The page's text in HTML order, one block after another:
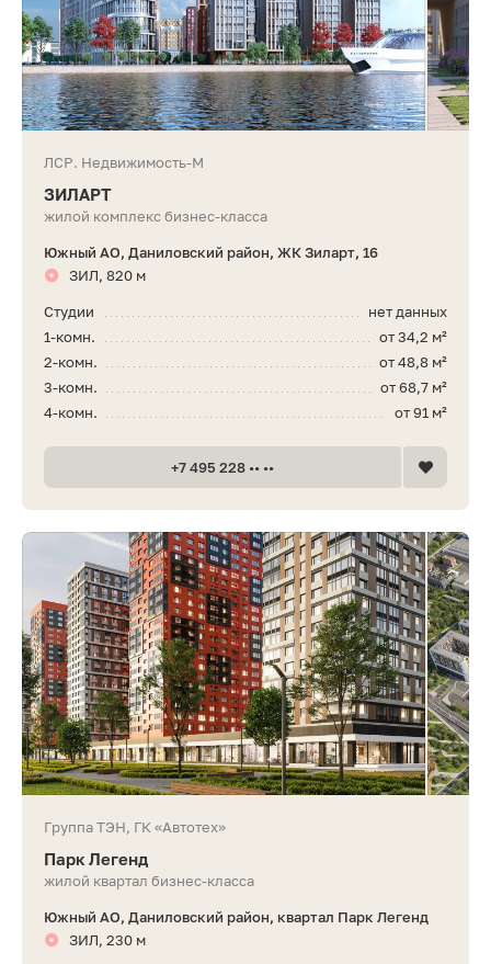
ЛСР. Недвижимость-М
ЗИЛАРТ
жилой комплекс бизнес-класса
Южный АО, Даниловский район, ЖК Зиларт, 16
ЗИЛ, 820 м
нет данных
Студии
от 34,2 м²
1-комн.
от 48,8 м²
2-комн.
от 68,7 м²
3-комн.
от 91 м²
4-комн.
+7 495 228 •• ••
Группа ТЭН, ГК «Автотех»
Парк Легенд
жилой квартал бизнес-класса
Южный АО, Даниловский район, квартал Парк Легенд
ЗИЛ, 230 м